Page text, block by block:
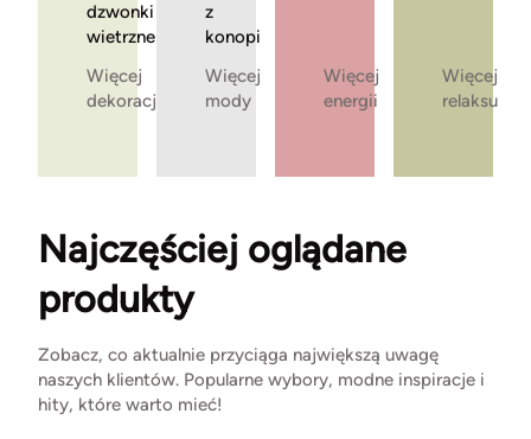
dzwonki
wietrzne
Więcej
dekoracji
z
konopi
Więcej
mody
Więcej
energii
Więcej
relaksu
Najczęściej oglądane
produkty
Zobacz, co aktualnie przyciąga największą uwagę
naszych klientów. Popularne wybory, modne inspiracje i
hity, które warto mieć!